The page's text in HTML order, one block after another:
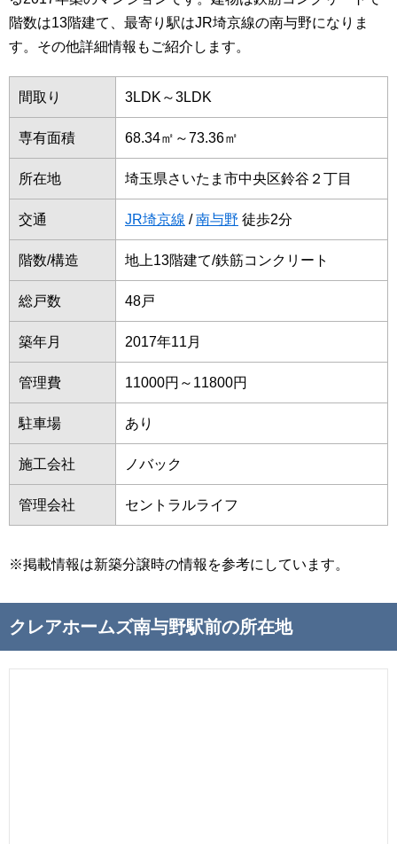
階数は13階建て、最寄り駅はJR埼京線の南与野になりま
す。その他詳細情報もご紹介します。
間取り 3LDK～3LDK
専有面積 68.34㎡～73.36㎡
所在地 埼玉県さいたま市中央区鈴谷２丁目
交通 JR埼京線 /南与野 徒歩2分
階数/構造 地上13階建て/鉄筋コンクリート
総戸数 48戸
築年月 2017年11月
管理費 11000円～11800円
駐車場 あり
施工会社 ノバック
管理会社 セントラルライフ
※掲載情報は新築分譲時の情報を参考にしています。
クレアホームズ南与野駅前の所在地